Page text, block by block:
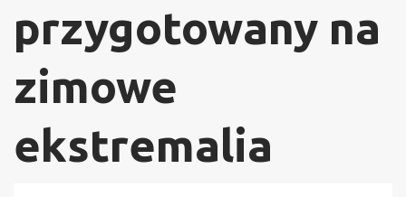
przygotowany na
zimowe
ekstremalia